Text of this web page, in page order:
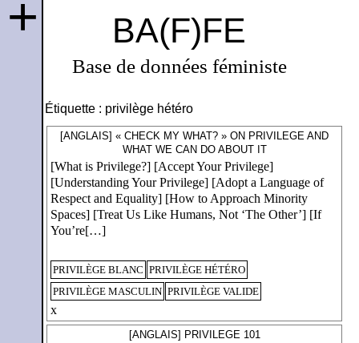
BA(F)FE
Base de données féministe
+
Étiquette : privilège hétéro
[ANGLAIS] « CHECK MY WHAT? » ON PRIVILEGE AND
WHAT WE CAN DO ABOUT IT
[What is Privilege?] [Accept Your Privilege]
[Understanding Your Privilege] [Adopt a Language of
Respect and Equality] [How to Approach Minority
Spaces] [Treat Us Like Humans, Not ‘The Other’] [If
You’re[…]
PRIVILÈGE BLANC PRIVILÈGE HÉTÉRO
PRIVILÈGE MASCULIN PRIVILÈGE VALIDE
x
[ANGLAIS] PRIVILEGE 101